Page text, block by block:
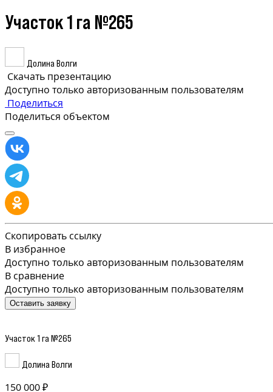
Участок 1 га №265
Долина Волги
Скачать презентацию
Доступно только авторизованным пользователям
Поделиться
Поделиться объектом
Скопировать ссылку
В избранное
Доступно только авторизованным пользователям
В сравнение
Доступно только авторизованным пользователям
Оставить заявку
Участок 1 га №265
Долина Волги
150 000 ₽